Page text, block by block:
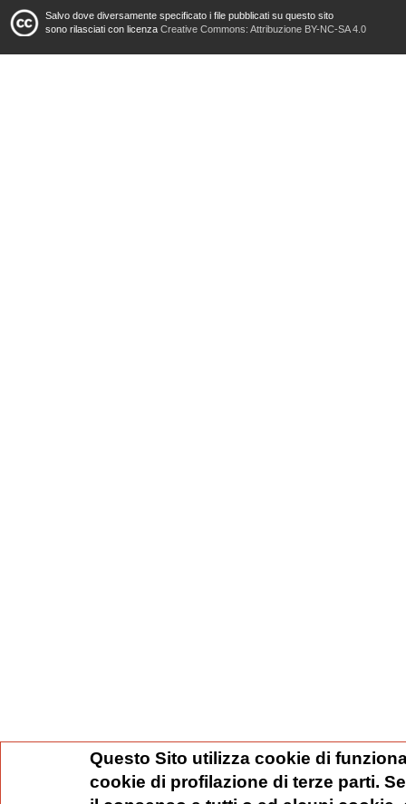
Salvo dove diversamente specificato i file pubblicati su questo sito
sono rilasciati con licenza Creative Commons: Attribuzione BY-NC-SA 4.0
Questo Sito utilizza cookie di
cookie di profilazione di terze parti.